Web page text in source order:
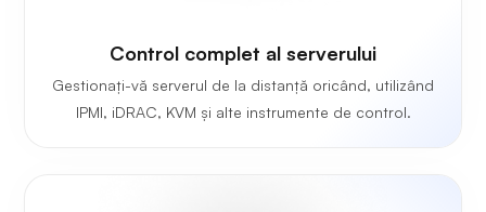
Control complet al serverului
Gestionați-vă serverul de la distanță oricând, utilizând
IPMI, iDRAC, KVM și alte instrumente de control.